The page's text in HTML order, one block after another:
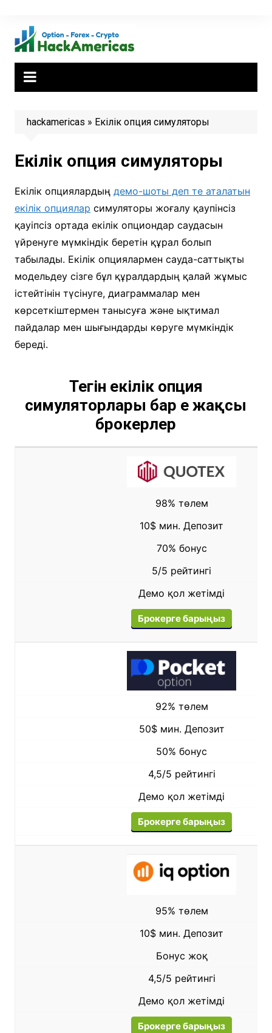
content
hackamericas » Екілік опция симуляторы
Екілік опция симуляторы
Екілік опциялардың демо-шоты деп те аталатын
екілік опциялар симуляторы жоғалу қаупінсіз
қауіпсіз ортада екілік опциондар саудасын
үйренуге мүмкіндік беретін құрал болып
табылады. Екілік опциялармен сауда-саттықты
модельдеу сізге бұл құралдардың қалай жұмыс
істейтінін түсінуге, диаграммалар мен
көрсеткіштермен танысуға және ықтимал
пайдалар мен шығындарды көруге мүмкіндік
береді.
Тегін екілік опция
симуляторлары бар ең жақсы
брокерлер
98% төлем
10$ мин. Депозит
70% бонус
5/5 рейтингі
Демо қол жетімді
Брокерге барыңыз
92% төлем
50$ мин. Депозит
50% бонус
4,5/5 рейтингі
Демо қол жетімді
Брокерге барыңыз
95% төлем
10$ мин. Депозит
Бонус жоқ
4,5/5 рейтингі
Демо қол жетімді
Брокерге барыңыз